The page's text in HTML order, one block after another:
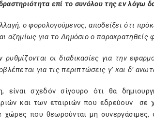
επί το συνόλου της εν λόγω
ο φορολογούμενος, αποδείξει ότι
αζημίως για το Δημόσιο ο παρακρατηθείς
οι διαδικασίες για την
για τις περιπτώσεις γ’ και δ’
σχεδόν σίγουρο ότι θα
και των εταιριών που εδρεύουν σε
που θεωρούνται μη συνεργάσιμες,